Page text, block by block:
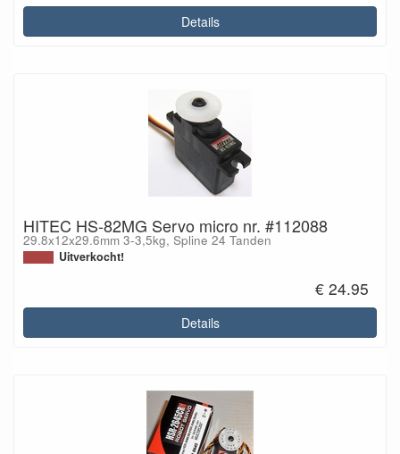
Details
HITEC HS-82MG Servo micro nr. #112088
29.8x12x29.6mm 3-3,5kg, Spline 24 Tanden
Uitverkocht!
€ 24.95
Details